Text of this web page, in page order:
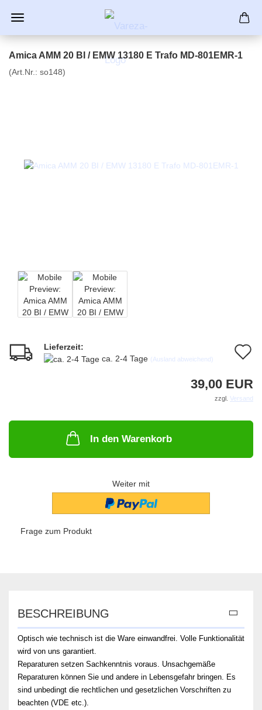
Amica AMM 20 BI / EMW 13180 E Trafo MD-801EMR-1
(Art.Nr.: so148)
Lieferzeit:
ca. 2-4 Tage (Ausland abweichend)
39,00 EUR
zzgl. Versand
In den Warenkorb
Weiter mit
Frage zum Produkt
BESCHREIBUNG
Optisch wie technisch ist die Ware einwandfrei. Volle Funktionalität
wird von uns garantiert.
Reparaturen setzen Sachkenntnis voraus. Unsachgemäße
Reparaturen können Sie und andere in Lebensgefahr bringen. Es
sind unbedingt die rechtlichen und gesetzlichen Vorschriften zu
beachten (VDE etc.).